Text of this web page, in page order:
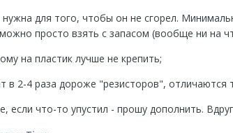
для того, чтобы он не сгорел.
просто взять с запасом (вообще ни на
на пластик лучше не крепить;
в 2-4 раза дороже "резисторов", отличаются
если что-то упустил - прошу дополнить.